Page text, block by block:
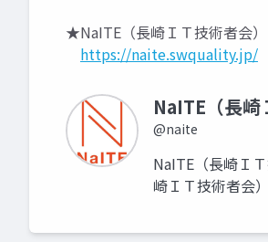
★NaITE（長崎ＩＴ技術者会）
https://naite.swquality.jp/
NaITE（長崎
@naite
NaITE（長崎Ｉ
崎ＩＴ技術者